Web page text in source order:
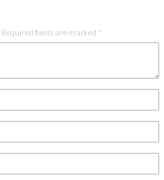
Required fields are marked *